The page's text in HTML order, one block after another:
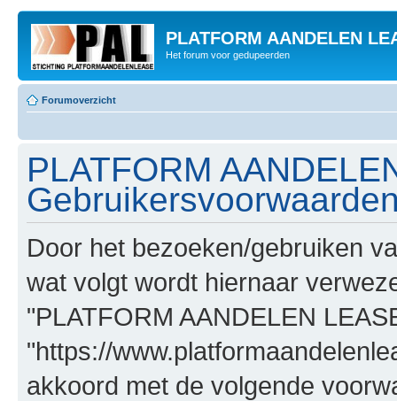
PLATFORM AANDELEN
Het forum voor gedupeerden
Forumoverzicht
PLATFORM
Door het bezoeken/gebruiken
wat volgt wordt hiernaar
"PLATFORM AANDELEN
"https://
akkoord met de volgende